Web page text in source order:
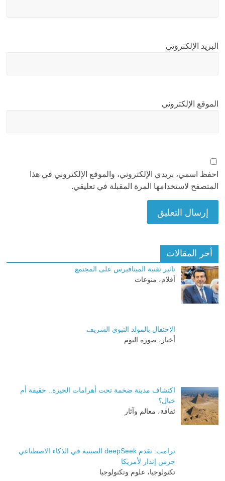
البريد الإلكتروني
الموقع الإلكتروني
احفظ اسمي، بريدي الإلكتروني، والموقع الإلكتروني في هذا
المتصفح لاستخدامها المرة المقبلة في تعليقي.
أخر المقالات
تاثير تقنية الميتافيرس على المجتمع
أقلام، منوعات
الاحتفال بالمولد النبوي الشريف
أخبار، صورة اليوم
اكتشاف مدينة ضخمة تحت أهرامات الجيزة.. حقيقة أم
خيال؟
ثقافة، معالم وآثار
ترامب: تقدم deepSeek الصينية في الذكاء الاصطناعي
جرس إنذار لأمريكا
تكنولوجيا، علوم وتكنولوجيا